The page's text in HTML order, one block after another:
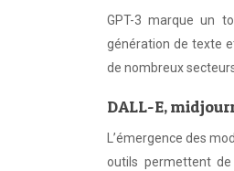
GPT-3 marque un
génération de texte
de nombreux
DALL-E,
L’émergence des
outils permettent